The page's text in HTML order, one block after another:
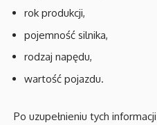
rok produkcji,
pojemność silnika,
rodzaj napędu,
wartość pojazdu.
Po uzupełnieniu tych